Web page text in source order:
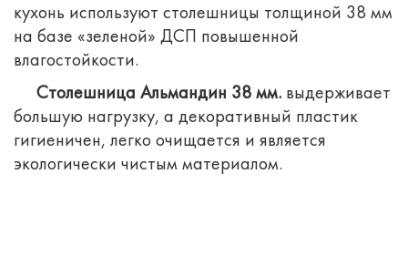
кухонь используют столешницы толщиной 38 мм
на базе «зеленой» ДСП повышенной
влагостойкости.
Столешница Альмандин 38 мм. выдерживает
большую нагрузку, а декоративный пластик
гигиеничен, легко очищается и является
экологически чистым материалом.